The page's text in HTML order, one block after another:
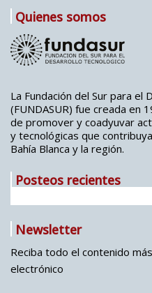
Quienes somos
La Fundación del Sur para el
(FUNDASUR) fue creada en
de promover y coadyuvar
y tecnológicas que
Bahía Blanca y la región.
Posteos recientes
Newsletter
Reciba todo el contenido
electrónico